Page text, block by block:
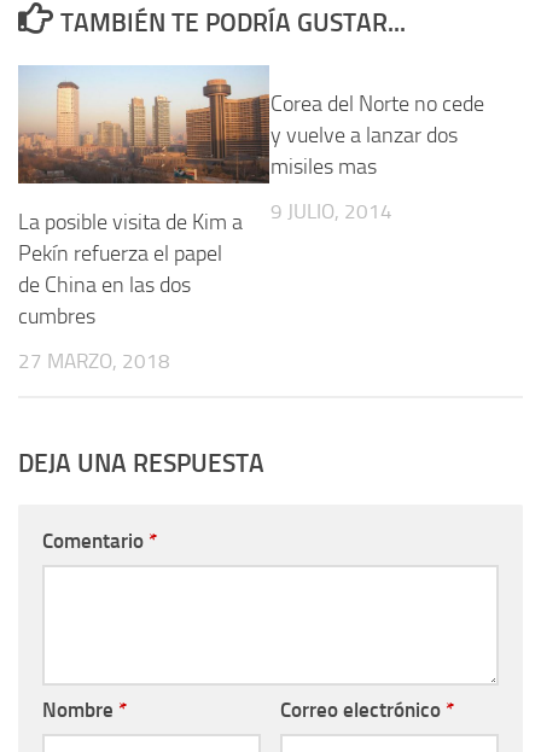
TAMBIÉN TE PODRÍA GUSTAR...
La posible visita de Kim a
Pekín refuerza el papel
de China en las dos
cumbres
27 MARZO, 2018
Corea del Norte no cede
y vuelve a lanzar dos
misiles mas
9 JULIO, 2014
DEJA UNA RESPUESTA
Comentario *
Nombre * Correo electrónico *